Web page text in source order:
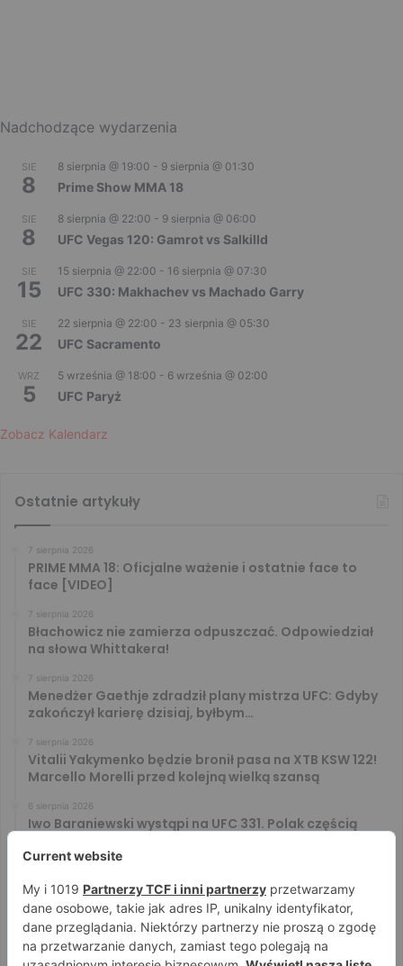
Nadchodzące wydarzenia
SIE
8
8 sierpnia @ 19:00 - 9 sierpnia @ 01:30
Prime Show MMA 18
SIE
8
8 sierpnia @ 22:00 - 9 sierpnia @ 06:00
UFC Vegas 120: Gamrot vs Salkilld
SIE
15
15 sierpnia @ 22:00 - 16 sierpnia @ 07:30
UFC 330: Makhachev vs Machado Garry
SIE
22
22 sierpnia @ 22:00 - 23 sierpnia @ 05:30
UFC Sacramento
WRZ
5
5 września @ 18:00 - 6 września @ 02:00
UFC Paryż
Zobacz Kalendarz
Ostatnie artykuły
7 sierpnia 2026
PRIME MMA 18: Oficjalne ważenie i ostatnie face to
face [VIDEO]
7 sierpnia 2026
Błachowicz nie zamierza odpuszczać. Odpowiedział
na słowa Whittakera!
7 sierpnia 2026
Menedżer Gaethje zdradził plany mistrza UFC: Gdyby
zakończył karierę dzisiaj, byłbym…
7 sierpnia 2026
Vitalii Yakymenko będzie bronił pasa na XTB KSW 122!
Marcello Morelli przed kolejną wielką szansą
6 sierpnia 2026
Iwo Baraniewski wystąpi na UFC 331. Polak częścią
Don Kasjo poznał rywala na FAME 32. Bartosz Szachta
przeciwnikiem Króla
6 sierpnia 2026
Niepokonany Włodarczyk zawalczy o ranking! Na XTB